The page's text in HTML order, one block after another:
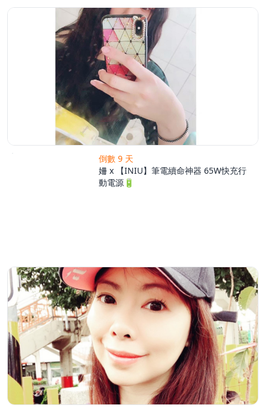
倒數 9 天
姍 x 【INIU】筆電續命神器 65W快充行
動電源🔋